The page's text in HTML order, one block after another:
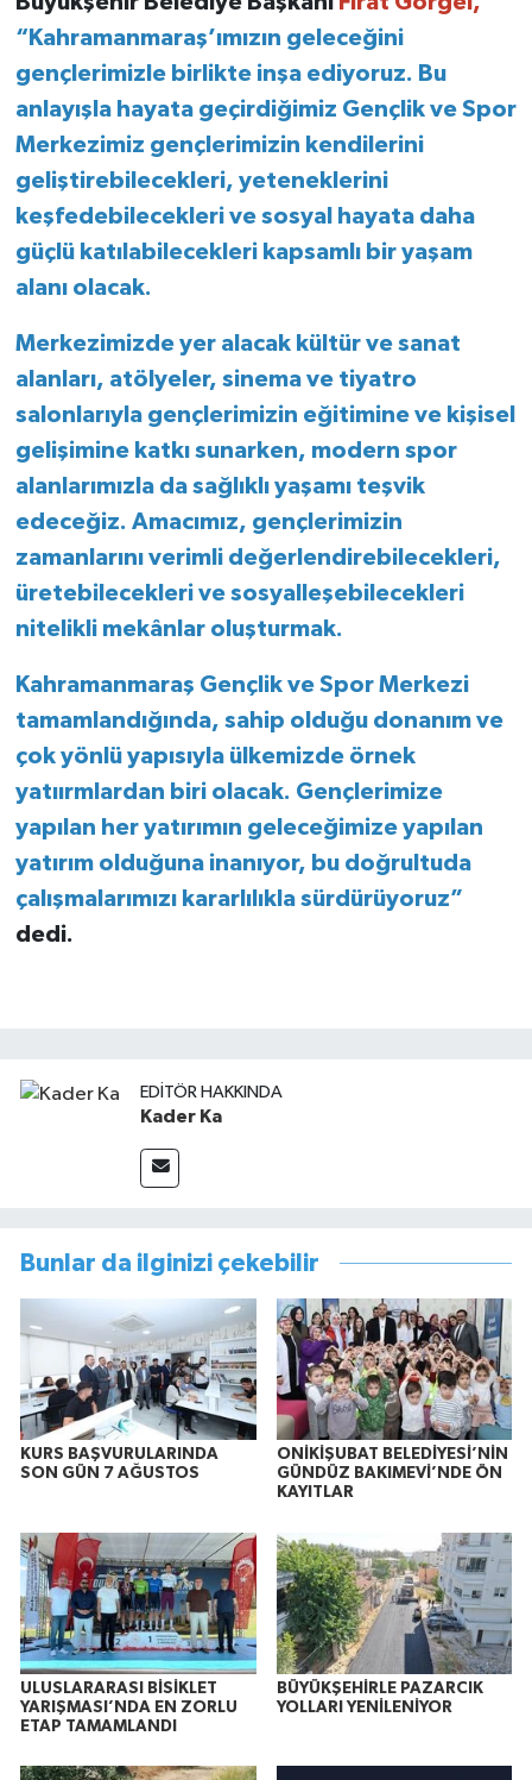
“Kahramanmaraş’ımızın geleceğini
gençlerimizle birlikte inşa ediyoruz. Bu
anlayışla hayata geçirdiğimiz Gençlik ve Spor
Merkezimiz gençlerimizin kendilerini
geliştirebilecekleri, yeteneklerini
keşfedebilecekleri ve sosyal hayata daha
güçlü katılabilecekleri kapsamlı bir yaşam
alanı olacak.
Merkezimizde yer alacak kültür ve sanat
alanları, atölyeler, sinema ve tiyatro
salonlarıyla gençlerimizin eğitimine ve kişisel
gelişimine katkı sunarken, modern spor
alanlarımızla da sağlıklı yaşamı teşvik
edeceğiz. Amacımız, gençlerimizin
zamanlarını verimli değerlendirebilecekleri,
üretebilecekleri ve sosyalleşebilecekleri
nitelikli mekânlar oluşturmak.
Kahramanmaraş Gençlik ve Spor Merkezi
tamamlandığında, sahip olduğu donanım ve
çok yönlü yapısıyla ülkemizde örnek
yatıırmlardan biri olacak. Gençlerimize
yapılan her yatırımın geleceğimize yapılan
yatırım olduğuna inanıyor, bu doğrultuda
çalışmalarımızı kararlılıkla sürdürüyoruz”
dedi.
EDITÖR HAKKINDA
Kader Ka
Bunlar da ilginizi çekebilir
KURS BAŞVURULARINDA
SON GÜN 7 AĞUSTOS
ONİKİŞUBAT BELEDİYESİ’NİN
GÜNDÜZ BAKIMEVİ’NDE ÖN
KAYITLAR
ULUSLARARASI BİSİKLET
YARIŞMASI’NDA EN ZORLU
ETAP TAMAMLANDI
BÜYÜKŞEHİRLE PAZARCIK
YOLLARI YENİLENİYOR